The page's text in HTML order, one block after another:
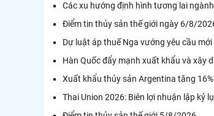
Các xu hướng định hình tương lai
Điểm tin thủy sản thế giới ngày 6/8/
Dự luật áp thuế Nga vướng yêu cầu mới
Hàn Quốc đẩy mạnh xuất khẩu và xây
Xuất khẩu thủy sản Argentina tăng
Thai Union 2026: Biên lợi nhuận lập kỷ